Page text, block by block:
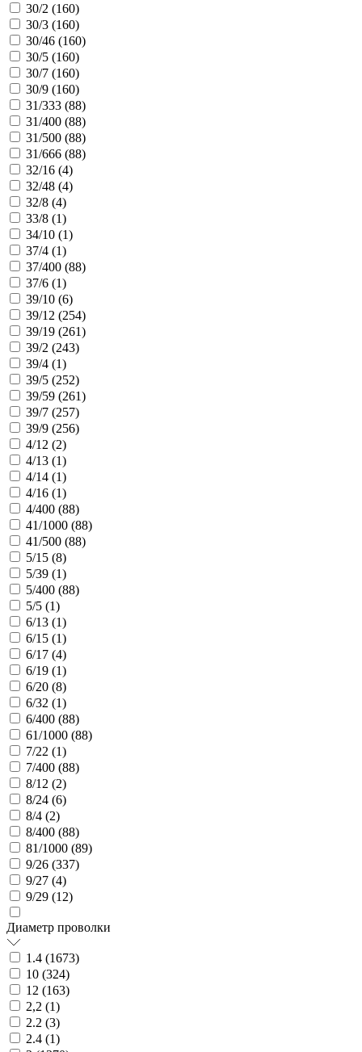
30/2 (160)
30/3 (160)
30/46 (160)
30/5 (160)
30/7 (160)
30/9 (160)
31/333 (88)
31/400 (88)
31/500 (88)
31/666 (88)
32/16 (4)
32/48 (4)
32/8 (4)
33/8 (1)
34/10 (1)
37/4 (1)
37/400 (88)
37/6 (1)
39/10 (6)
39/12 (254)
39/19 (261)
39/2 (243)
39/4 (1)
39/5 (252)
39/59 (261)
39/7 (257)
39/9 (256)
4/12 (2)
4/13 (1)
4/14 (1)
4/16 (1)
4/400 (88)
41/1000 (88)
41/500 (88)
5/15 (8)
5/39 (1)
5/400 (88)
5/5 (1)
6/13 (1)
6/15 (1)
6/17 (4)
6/19 (1)
6/20 (8)
6/32 (1)
6/400 (88)
61/1000 (88)
7/22 (1)
7/400 (88)
8/12 (2)
8/24 (6)
8/4 (2)
8/400 (88)
81/1000 (89)
9/26 (337)
9/27 (4)
9/29 (12)
Диаметр проволки
1.4 (1673)
10 (324)
12 (163)
2,2 (1)
2.2 (3)
2.4 (1)